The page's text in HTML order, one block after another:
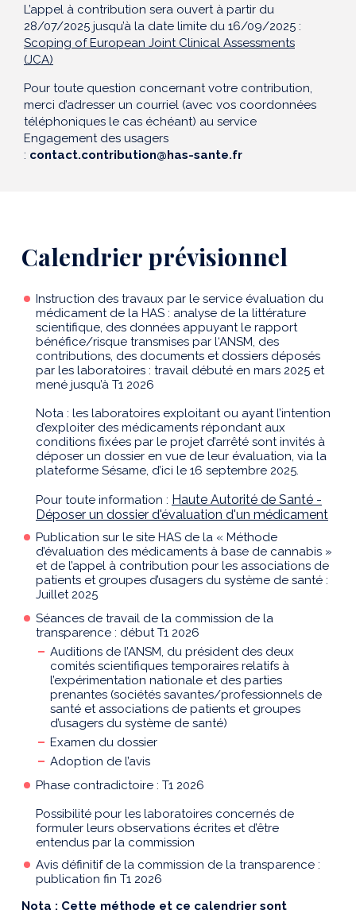
L’appel à contribution sera ouvert à partir du
28/07/2025 jusqu’à la date limite du 16/09/2025 :
Scoping of European Joint Clinical Assessments
(JCA)
Pour toute question concernant votre contribution,
merci d’adresser un courriel (avec vos coordonnées
téléphoniques le cas échéant) au service
Engagement des usagers
: contact.contribution@has-sante.fr
Calendrier prévisionnel
Instruction des travaux par le service évaluation du
médicament de la HAS : analyse de la littérature
scientifique, des données appuyant le rapport
bénéfice/risque transmises par l‘ANSM, des
contributions, des documents et dossiers déposés
par les laboratoires : travail débuté en mars 2025 et
mené jusqu’à T1 2026
Nota : les laboratoires exploitant ou ayant l’intention
d’exploiter des médicaments répondant aux
conditions fixées par le projet d’arrêté sont invités à
déposer un dossier en vue de leur évaluation, via la
plateforme Sésame, d’ici le 16 septembre 2025.
Pour toute information : Haute Autorité de Santé -
Déposer un dossier d'évaluation d'un médicament
Publication sur le site HAS de la « Méthode
d’évaluation des médicaments à base de cannabis »
et de l’appel à contribution pour les associations de
patients et groupes d’usagers du système de santé :
Juillet 2025
Séances de travail de la commission de la
transparence : début T1 2026
Auditions de l’ANSM, du président des deux
comités scientifiques temporaires relatifs à
l’expérimentation nationale et des parties
prenantes (sociétés savantes/professionnels de
santé et associations de patients et groupes
d’usagers du système de santé)
Examen du dossier
Adoption de l’avis
Phase contradictoire : T1 2026
Possibilité pour les laboratoires concernés de
formuler leurs observations écrites et d’être
entendus par la commission
Avis définitif de la commission de la transparence :
publication fin T1 2026
Nota : Cette méthode et ce calendrier sont